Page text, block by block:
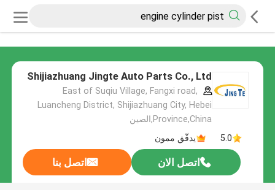
Shijiazhuang Jingte Auto Parts Co., Ltd
East of Suqiu Village, Fangxi road,
Luancheng District, Shijiazhuang City, Hebei
Province,China,الصين
5.0
يدقّق ممون
اتصل الان اتصل بنا